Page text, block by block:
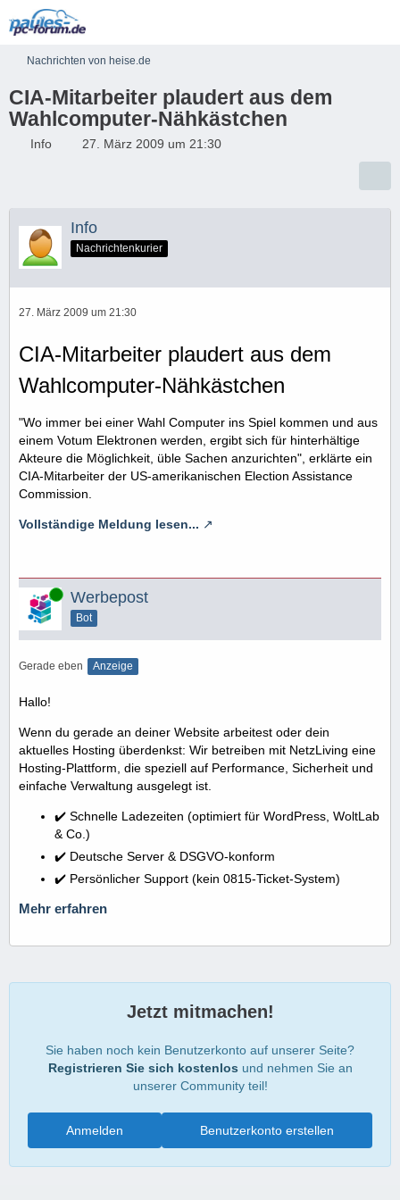
Nachrichten von heise.de
CIA-Mitarbeiter plaudert aus dem
Wahlcomputer-Nähkästchen
Info 27. März 2009 um 21:30
Info
Nachrichtenkurier
27. März 2009 um 21:30
CIA-Mitarbeiter plaudert aus dem
Wahlcomputer-Nähkästchen
"Wo immer bei einer Wahl Computer ins Spiel kommen und aus
einem Votum Elektronen werden, ergibt sich für hinterhältige
Akteure die Möglichkeit, üble Sachen anzurichten", erklärte ein
CIA-Mitarbeiter der US-amerikanischen Election Assistance
Commission.
Vollständige Meldung lesen...
Online Werbepost
Bot
Gerade eben Anzeige
Hallo!
Wenn du gerade an deiner Website arbeitest oder dein
aktuelles Hosting überdenkst: Wir betreiben mit NetzLiving eine
Hosting-Plattform, die speziell auf Performance, Sicherheit und
einfache Verwaltung ausgelegt ist.
✔️ Schnelle Ladezeiten (optimiert für WordPress, WoltLab
& Co.)
✔️ Deutsche Server & DSGVO-konform
✔️ Persönlicher Support (kein 0815-Ticket-System)
Mehr erfahren
Jetzt mitmachen!
Sie haben noch kein Benutzerkonto auf unserer Seite?
Registrieren Sie sich kostenlos und nehmen Sie an
unserer Community teil!
Benutzerkonto erstellen
Anmelden